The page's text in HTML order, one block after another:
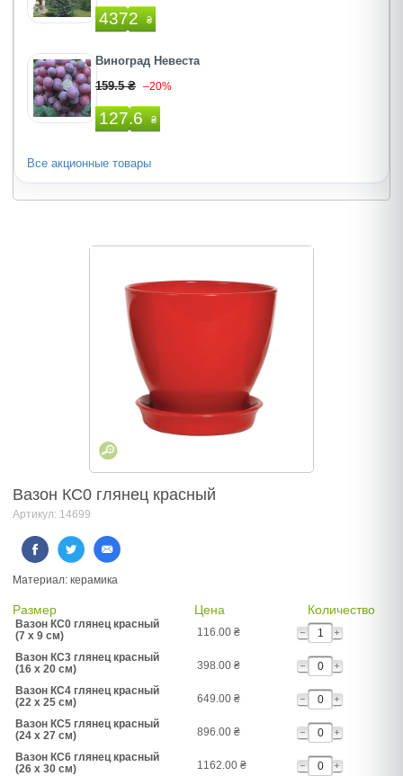
4372 ₴
Виноград Невеста
159.5 ₴ –20%
127.6 ₴
Все акционные товары
Вазон КС0 глянец красный
Артикул: 14699
Материал: керамика
Размер Цена Количество
Вазон КС0 глянец красный
(7 x 9 см)
116.00 ₴
Вазон КС3 глянец красный
(16 x 20 см)
398.00 ₴
Вазон КС4 глянец красный
(22 x 25 см)
649.00 ₴
Вазон КС5 глянец красный
(24 x 27 см)
896.00 ₴
Вазон КС6 глянец красный
(26 x 30 см)
1162.00 ₴